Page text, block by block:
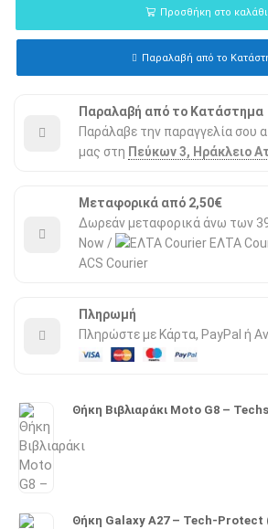
Προσθήκη στο καλάθι
Παραλαβή από το
Παραλαβή από το Κατάστημα
Παράλαβε την παραγγελία σου
μας στη Πεύκων 3, Ηράκλειο
Μεταφορικά από 2,50€
Δωρεάν μεταφορικά άνω των
Now /
ΕΛΤΑ
ACS Courier
Πληρωμή
Πληρώστε με Κάρτα, PayPal ή
Θήκη Βιβλιαράκι Moto G8 –
Θήκη Galaxy A27 – Tech-Protect